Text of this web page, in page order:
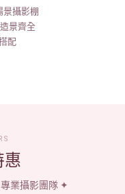
景攝影棚
景齊全
配
惠
業攝影團隊 ✦